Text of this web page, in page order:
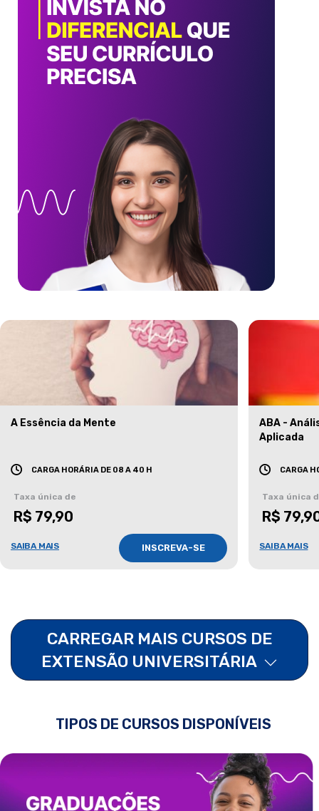
A Essência da Mente
CARGA HORÁRIA DE 08 A 40 H
Taxa única de
R$ 79,90
SAIBA MAIS INSCREVA-SE
ABA -
Aplicada
CARGA
Taxa única
R$
SAIBA MAIS
CARREGAR MAIS CURSOS DE
EXTENSÃO UNIVERSITÁRIA
TIPOS DE CURSOS DISPONÍVEIS